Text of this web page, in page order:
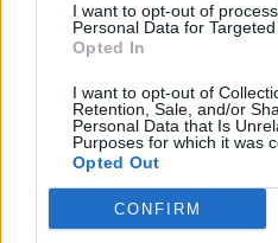
I want to opt-out of
Personal Data for Targeted
Opted In
I want to opt-out of
Retention, Sale, and/or
Personal Data that Is
Purposes for which it was
Opted Out
CONFIRM
Avarija Vilniuje: į stotelę
dvi moteris
Žinios | Lietuvos diena
Visi